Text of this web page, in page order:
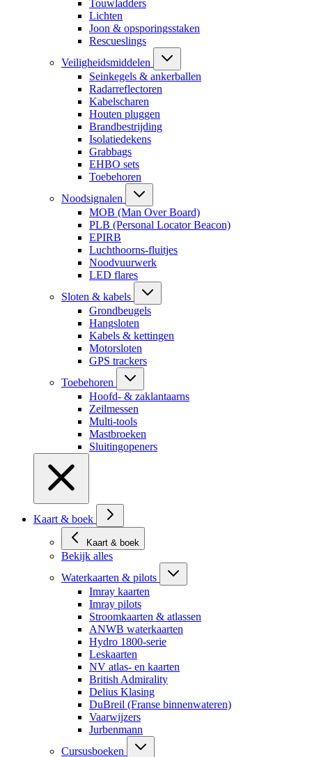
Touwladders
Lichten
Joon & opsporingsstaken
Rescueslings
Veiligheidsmiddelen
Seinkegels & ankerballen
Radarreflectoren
Kabelscharen
Houten pluggen
Brandbestrijding
Isolatiedekens
Grabbags
EHBO sets
Toebehoren
Noodsignalen
MOB (Man Over Board)
PLB (Personal Locator Beacon)
EPIRB
Luchthoorns-fluitjes
Noodvuurwerk
LED flares
Sloten & kabels
Grondbeugels
Hangsloten
Kabels & kettingen
Motorsloten
GPS trackers
Toebehoren
Hoofd- & zaklantaarns
Zeilmessen
Multi-tools
Mastbroeken
Sluitingopeners
Kaart & boek
Kaart & boek
Bekijk alles
Waterkaarten & pilots
Imray kaarten
Imray pilots
Stroomkaarten & atlassen
ANWB waterkaarten
Hydro 1800-serie
Leskaarten
NV atlas- en kaarten
British Admirality
Delius Klasing
DuBreil (Franse binnenwateren)
Vaarwijzers
Jurbenmann
Cursusboeken